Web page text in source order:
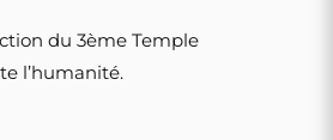
du 3ème Temple
l’humanité.